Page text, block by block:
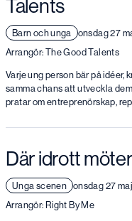
Talents
Barn och unga onsdag 27
Arrangör: The Good Talents
Varje ung person bär på idéer,
samma chans att utveckla
pratar om entreprenörskap,
Där idrott
Unga scenen onsdag 27
Arrangör: Right By Me